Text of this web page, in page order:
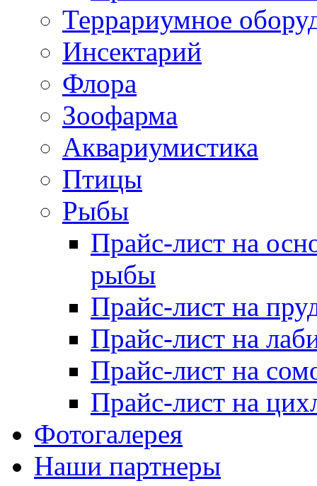
Террариумное
Инсектарий
Флора
Зоофарма
Аквариумистика
Птицы
Рыбы
Прайс-лист на
рыбы
Прайс-лист на
Прайс-лист на
Прайс-лист на
Прайс-лист на
Фотогалерея
Наши партнеры